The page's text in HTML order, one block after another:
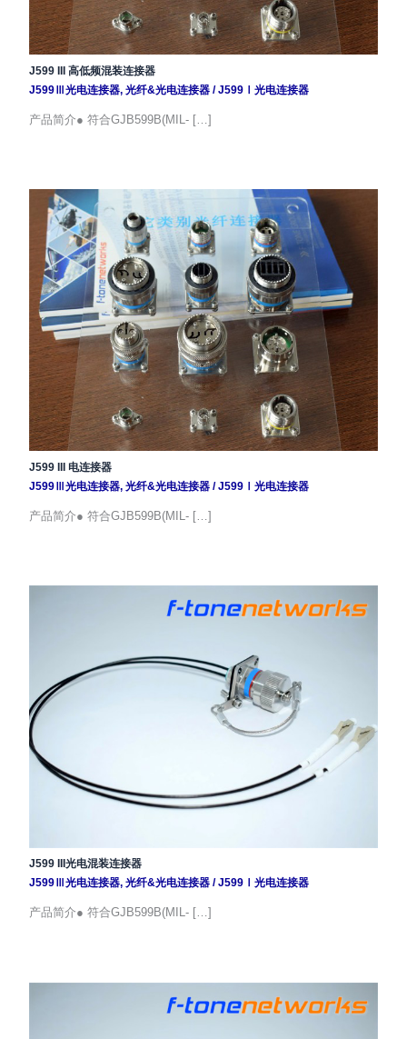
J599 III 高低频混装连接器
J599Ⅲ光电连接器, 光纤&光电连接器/J599Ⅰ光电连接器
产品简介● 符合GJB599B(MIL- […]
J599 III 电连接器
J599Ⅲ光电连接器, 光纤&光电连接器/J599Ⅰ光电连接器
产品简介● 符合GJB599B(MIL- […]
J599 III光电混装连接器
J599Ⅲ光电连接器, 光纤&光电连接器/J599Ⅰ光电连接器
产品简介● 符合GJB599B(MIL- […]